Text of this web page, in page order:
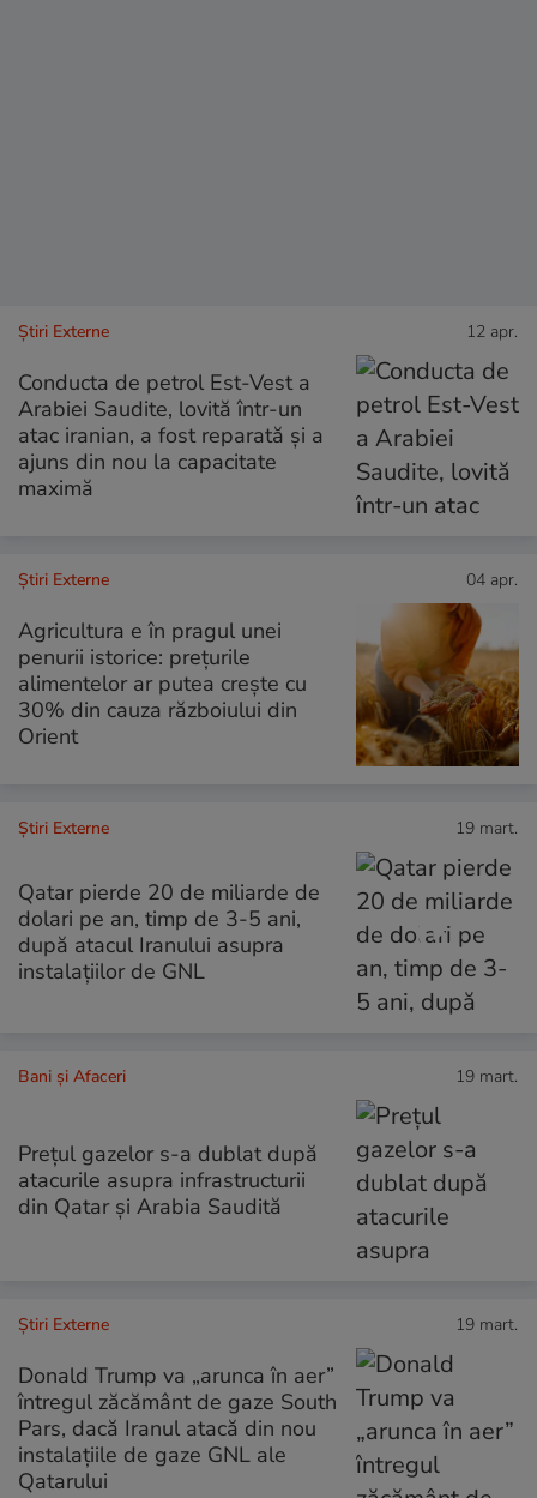
Știri Externe 12 apr.
Conducta de petrol Est-Vest a
Arabiei Saudite, lovită într-un
atac iranian, a fost reparată și a
ajuns din nou la capacitate
maximă
Știri Externe 04 apr.
Agricultura e în pragul unei
penurii istorice: prețurile
alimentelor ar putea crește cu
30% din cauza războiului din
Orient
Știri Externe 19 mart.
Qatar pierde 20 de miliarde de
dolari pe an, timp de 3-5 ani,
după atacul Iranului asupra
instalațiilor de GNL
Bani și Afaceri 19 mart.
Prețul gazelor s-a dublat după
atacurile asupra infrastructurii
din Qatar și Arabia Saudită
Știri Externe 19 mart.
Donald Trump va „arunca în aer”
întregul zăcământ de gaze South
Pars, dacă Iranul atacă din nou
instalațiile de gaze GNL ale
Qatarului